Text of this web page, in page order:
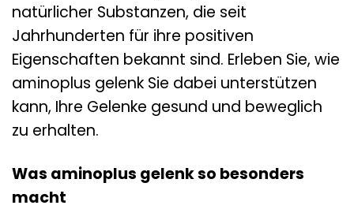
natürlicher Substanzen, die seit
Jahrhunderten für ihre positiven
Eigenschaften bekannt sind. Erleben Sie, wie
aminoplus gelenk Sie dabei unterstützen
kann, Ihre Gelenke gesund und beweglich
zu erhalten.
Was aminoplus gelenk so besonders
macht